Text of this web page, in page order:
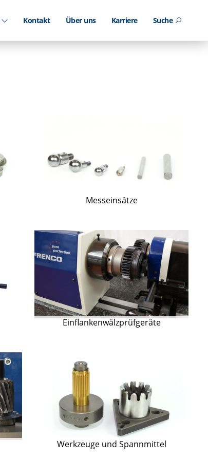
Kontakt Über uns Karriere Suche
Messeinsätze
Einflankenwälzprüfgeräte
Werkzeuge und Spannmittel